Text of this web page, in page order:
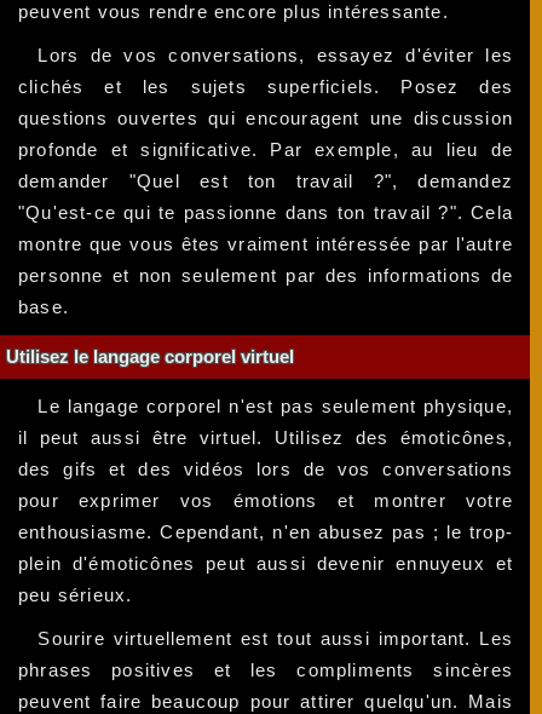
peuvent vous rendre encore plus intéressante.
Lors de vos conversations, essayez d'éviter les
clichés et les sujets superficiels. Posez des
questions ouvertes qui encouragent une discussion
profonde et significative. Par exemple, au lieu de
demander "Quel est ton travail ?", demandez
"Qu'est-ce qui te passionne dans ton travail ?". Cela
montre que vous êtes vraiment intéressée par l'autre
personne et non seulement par des informations de
base.
Utilisez le langage corporel virtuel
Le langage corporel n'est pas seulement physique,
il peut aussi être virtuel. Utilisez des émoticônes,
des gifs et des vidéos lors de vos conversations
pour exprimer vos émotions et montrer votre
enthousiasme. Cependant, n'en abusez pas ; le trop-
plein d'émoticônes peut aussi devenir ennuyeux et
peu sérieux.
Sourire virtuellement est tout aussi important. Les
phrases positives et les compliments sincères
peuvent faire beaucoup pour attirer quelqu'un. Mais